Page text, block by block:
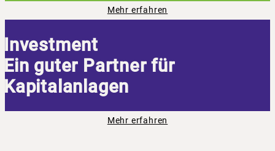
Mehr erfahren
Investment
Ein guter Partner für
Kapitalanlagen
Mehr erfahren